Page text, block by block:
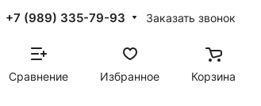
+7 (989) 335-79-93 Заказать звонок
Сравнение Избранное Корзина